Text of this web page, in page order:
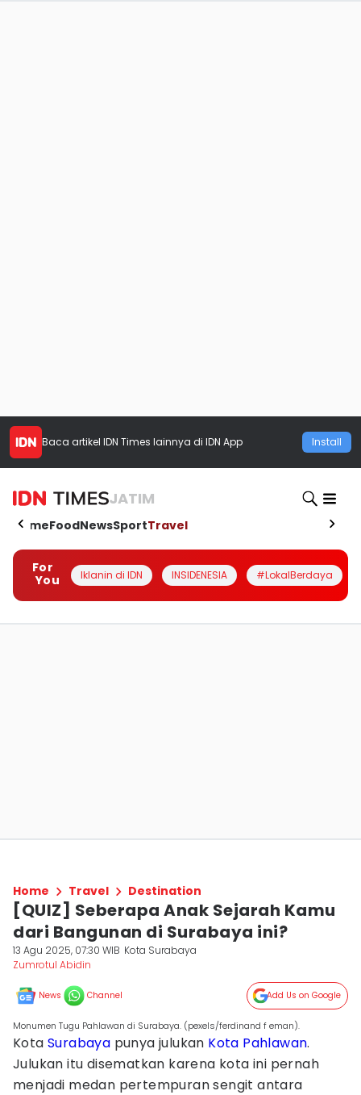
Baca artikel IDN Times lainnya di IDN App Install
JATIM
HomeFoodNewsSportTravel
For
You
Iklanin di IDN INSIDENESIA #LokalBerdaya
Home Travel Destination
[QUIZ] Seberapa Anak Sejarah Kamu
dari Bangunan di Surabaya ini?
13 Agu 2025, 07:30 WIB Kota Surabaya
Zumrotul Abidin
News Channel Add Us on Google
Monumen Tugu Pahlawan di Surabaya. (pexels/ferdinand f eman).
Kota Surabaya punya julukan Kota Pahlawan.
Julukan itu disematkan karena kota ini pernah
menjadi medan pertempuran sengit antara